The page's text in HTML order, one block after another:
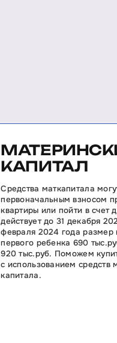
КАПИТАЛ
Средства маткапитала
первоначальным взносом
квартиры или пойти в счет
действует до 31 декабря
февраля 2024 года размер
первого ребенка 690
920 тыс.руб. Поможем
с использованием средств
капитала.